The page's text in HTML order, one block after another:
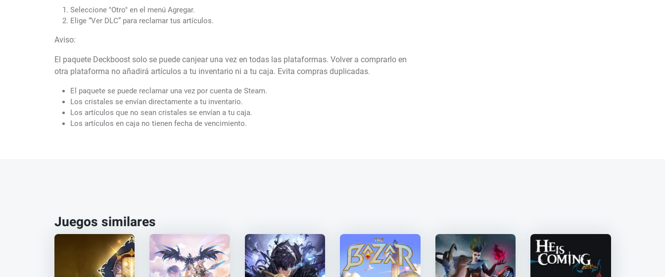
Seleccione "Otro" en el menú Agregar.
Elige “Ver DLC” para reclamar tus artículos.
Aviso:
El paquete Deckboost solo se puede canjear una vez en todas las plataformas. Volver a comprarlo en
otra plataforma no añadirá artículos a tu inventario ni a tu caja. Evita compras duplicadas.
El paquete se puede reclamar una vez por cuenta de Steam.
Los cristales se envían directamente a tu inventario.
Los artículos que no sean cristales se envían a tu caja.
Los artículos en caja no tienen fecha de vencimiento.
Juegos similares